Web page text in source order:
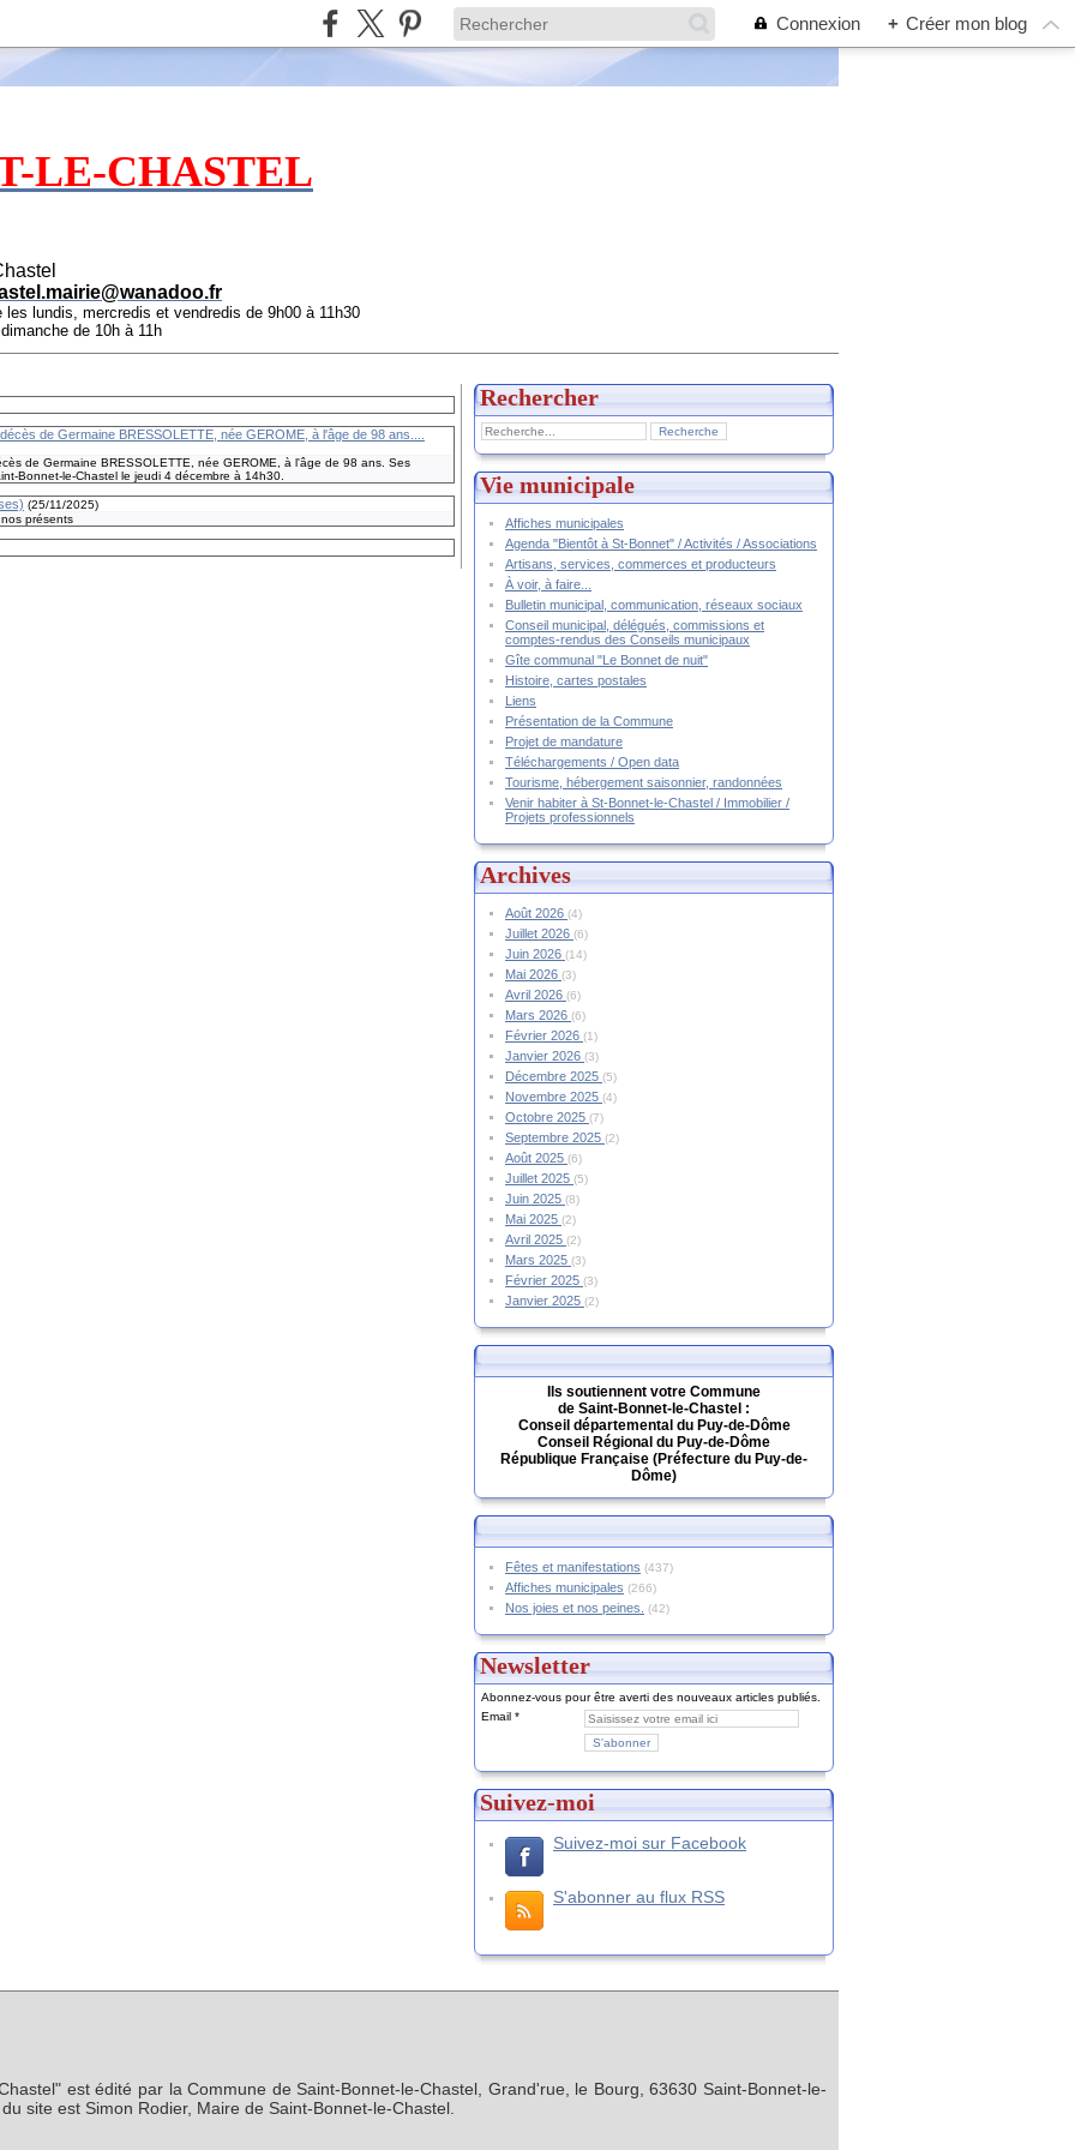
Connexion + Créer mon blog
LE-CHASTEL
lundis, mercredis et vendredis de 9h00 à 11h30
de 10h à 11h
de Germaine BRESSOLETTE, née GEROME, à l'âge de 98 ans....
de Germaine BRESSOLETTE, née GEROME, à l'âge de 98 ans. Ses
Bonnet-le-Chastel le jeudi 4 décembre à 14h30.
(25/11/2025)
présents
Rechercher
Vie municipale
Affiches municipales
Agenda "Bientôt à St-Bonnet" / Activités / Associations
Artisans, services, commerces et producteurs
À voir, à faire...
Bulletin municipal, communication, réseaux sociaux
Conseil municipal, délégués, commissions et
comptes-rendus des Conseils municipaux
Gîte communal "Le Bonnet de nuit"
Histoire, cartes postales
Liens
Présentation de la Commune
Projet de mandature
Téléchargements / Open data
Tourisme, hébergement saisonnier, randonnées
Venir habiter à St-Bonnet-le-Chastel / Immobilier /
Projets professionnels
Archives
Août 2026 (4)
Juillet 2026 (6)
Juin 2026 (14)
Mai 2026 (3)
Avril 2026 (6)
Mars 2026 (6)
Février 2026 (1)
Janvier 2026 (3)
Décembre 2025 (5)
Novembre 2025 (4)
Octobre 2025 (7)
Septembre 2025 (2)
Août 2025 (6)
Juillet 2025 (5)
Juin 2025 (8)
Mai 2025 (2)
Avril 2025 (2)
Mars 2025 (3)
Février 2025 (3)
Janvier 2025 (2)
Ils soutiennent votre Commune
de Saint-Bonnet-le-Chastel :
Conseil départemental du Puy-de-Dôme
Conseil Régional du Puy-de-Dôme
République Française (Préfecture du Puy-de-
Dôme)
Fêtes et manifestations (437)
Affiches municipales (266)
Nos joies et nos peines. (42)
Newsletter
Abonnez-vous pour être averti des nouveaux articles publiés.
Email
Suivez-moi
Suivez-moi sur Facebook
S'abonner au flux RSS
est édité par la Commune de Saint-Bonnet-le-Chastel, Grand'rue, le Bourg, 63630 Saint-Bonnet-le-
site est Simon Rodier, Maire de Saint-Bonnet-le-Chastel.